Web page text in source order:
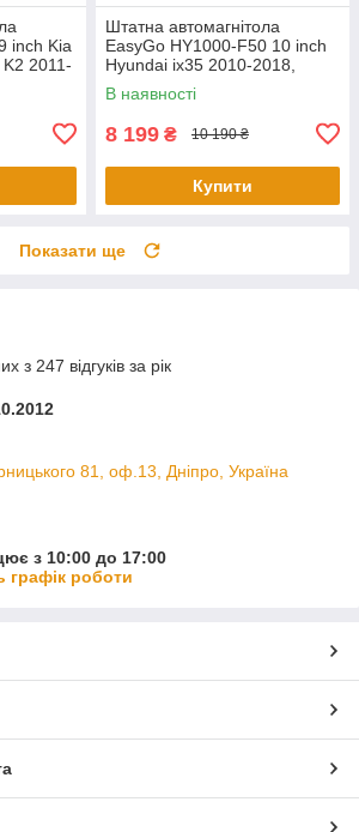
inch Kia
2011-
Штатна автомагнітола
EasyGo HY1000-F50 10 inch
Hyundai ix35 2010-2018,
Tucson (LM) 2010-2018
В наявності
8 199 ₴ 10 190 ₴
Купити
Показати ще
з 247 відгуків за рік
81, оф.13, Дніпро, Україна
з 10:00 до 17:00
графік роботи